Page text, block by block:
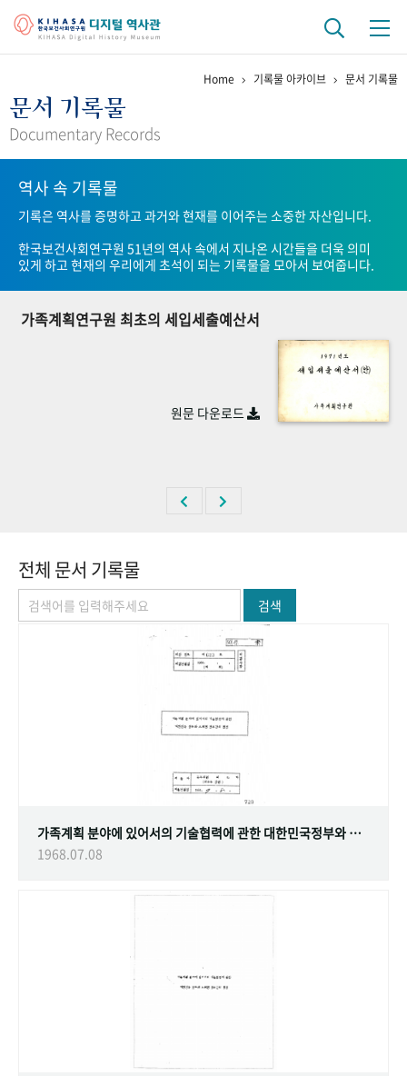
걸어온 길 기관 변천사
연구 역사
정책과 연구 키워드로 보는 연구 역사
연구자들
기록물 아카이브
사진 아카이브 문서 기록물 행정박물
숫자로 보는 50년 50+1주년 광장
Home 기록물 아카이브 문서 기록물
문서 기록물
Documentary Records
역사 속 기록물
기록은 역사를 증명하고 과거와 현재를 이어주는 소중한 자산입니다.
한국보건사회연구원 51년의 역사 속에서 지나온 시간들을 더욱 의미
있게 하고 현재의 우리에게 초석이 되는 기록물을 모아서 보여줍니다.
가족계획연구원 최초의 세입세출예산서
원문 다운로드
전체 문서 기록물
검색
가족계획 분야에 있어서의 기술협력에 관한 대한민국정부와 스웨덴 정부간의 협정
1968.07.08